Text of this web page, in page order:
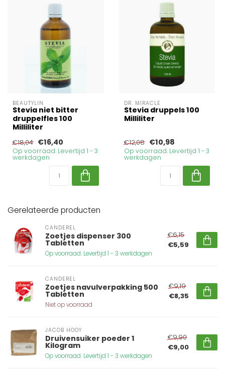
BEAUTYLIN
Stevia niet bitter
druppelfles 100
Milliliter
€18,04 €16,40
Op voorraad. Levertijd 1 - 3
werkdagen
DR. MIRACLE
Stevia druppels 100
Milliliter
€12,08 €10,98
Op voorraad. Levertijd 1 - 3
werkdagen
Gerelateerde producten
CANDEREL
Zoetjes dispenser 300
Tabletten
Op voorraad. Levertijd 1 - 3 werkdagen
€6,15
€5,59
CANDEREL
Zoetjes navulverpakking 500
Tabletten
Niet op voorraad
€9,19
€8,35
JACOB HOOY
Druivensuiker poeder 1
Kilogram
Op voorraad. Levertijd 1 - 3 werkdagen
€9,90
€9,00